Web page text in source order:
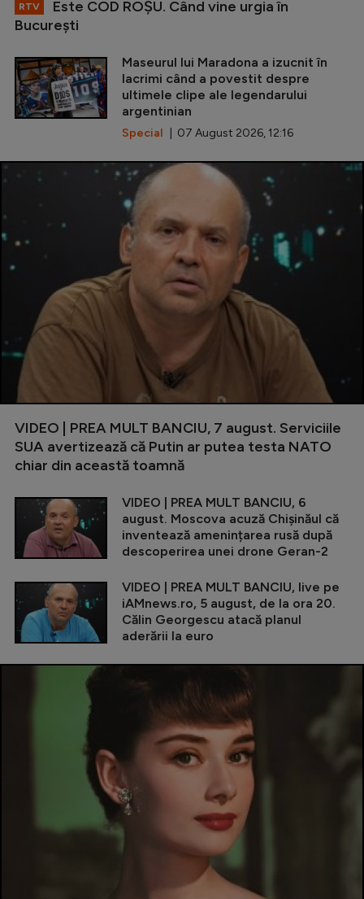
RTV
Este COD ROŞU. Când vine urgia în
Bucureşti
Maseurul lui Maradona a izucnit în
lacrimi când a povestit despre
ultimele clipe ale legendarului
argentinian
Special | 07 August 2026, 12:16
VIDEO | PREA MULT BANCIU, 7 august. Serviciile
SUA avertizează că Putin ar putea testa NATO
chiar din această toamnă
VIDEO | PREA MULT BANCIU, 6
august. Moscova acuză Chișinăul că
inventează amenințarea rusă după
descoperirea unei drone Geran-2
VIDEO | PREA MULT BANCIU, live pe
iAMnews.ro, 5 august, de la ora 20.
Călin Georgescu atacă planul
aderării la euro